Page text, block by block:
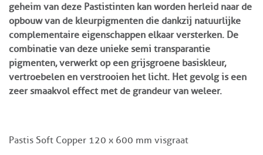
geheim van deze Pastistinten kan worden herleid naar de
opbouw van de kleurpigmenten die dankzij natuurlijke
complementaire eigenschappen elkaar versterken. De
combinatie van deze unieke semi transparantie
pigmenten, verwerkt op een grijsgroene basiskleur,
vertroebelen en verstrooien het licht. Het gevolg is een
zeer smaakvol effect met de grandeur van weleer.
Pastis Soft Copper 120 x 600 mm visgraat